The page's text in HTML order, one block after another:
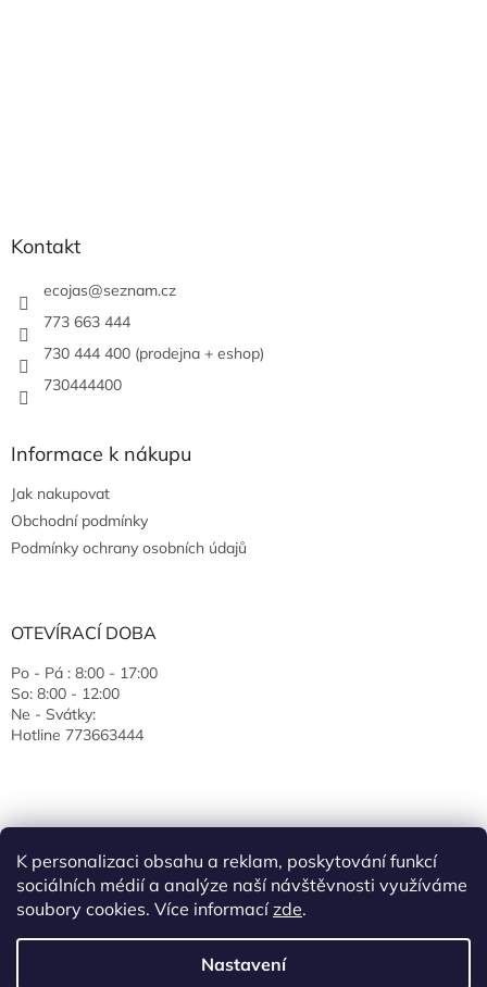
K personalizaci obsahu a reklam, poskytování funkcí
sociálních médií a analýze naší návštěvnosti využíváme
soubory cookies. Více informacízde.
Nastavení
Kontakt
ecojas@seznam.cz
773 663 444
730 444 400 (prodejna + eshop)
730444400
Informace k nákupu
Jak nakupovat
Obchodní podmínky
Podmínky ochrany osobních údajů
OTEVÍRACÍ DOBA
Po - Pá : 8:00 - 17:00
So: 8:00 - 12:00
Ne - Svátky:
Hotline 773663444